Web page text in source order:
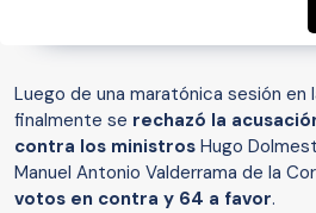
Luego de una maratónica sesión en
finalmente se rechazó la
contra los ministros Hugo
Manuel Antonio Valderrama de la
votos en contra y 64 a favor.